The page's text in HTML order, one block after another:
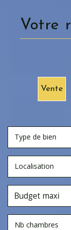
Votre
Vente
Type de bien
Localisation
Nb chambres